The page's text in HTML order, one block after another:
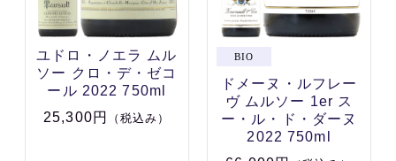
ユドロ・ノエラ ムル
ソー クロ・デ・ゼコ
ール 2022 750ml
25,300円
（税込み）
ドメーヌ・ルフレー
ヴ ムルソー 1er ス
ー・ル・ド・ダーヌ
2022 750ml